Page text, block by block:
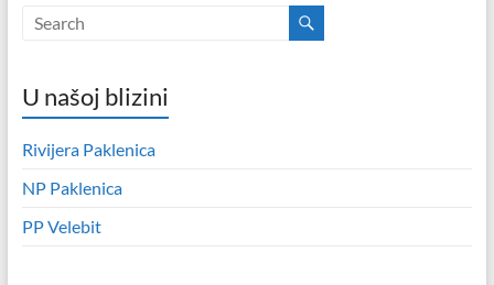
U našoj blizini
Rivijera Paklenica
NP Paklenica
PP Velebit